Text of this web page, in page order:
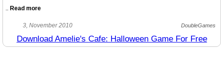
Read more
Sezonul jocurilor înfricoşătoare este în desfăşurare! Creatorii de jocuri
Entertainment nu reprezintă o excepţie. Ei ne prezintă acest joc nou din
categoria time management cu titlul Amelie’s Cafe: Halloween. Jucând rolul
3, November 2010 DoubleGames
Download Amelie's Cafe: Halloween Game For Free